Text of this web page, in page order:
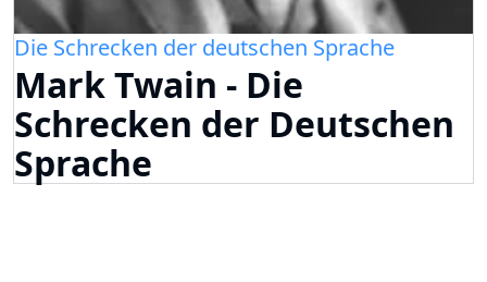
Die Schrecken der deutschen Sprache
Mark Twain - Die
Schrecken der Deutschen
Sprache